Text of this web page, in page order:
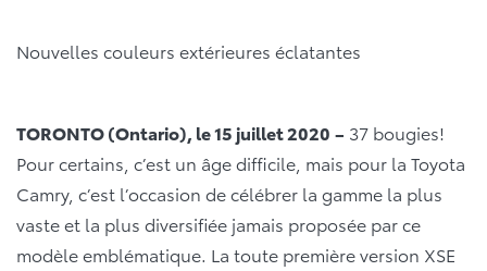
Nouvelles couleurs extérieures éclatantes
TORONTO (Ontario), le 15 juillet 2020 – 37 bougies!
Pour certains, c’est un âge difficile, mais pour la Toyota
Camry, c’est l’occasion de célébrer la gamme la plus
vaste et la plus diversifiée jamais proposée par ce
modèle emblématique. La toute première version XSE